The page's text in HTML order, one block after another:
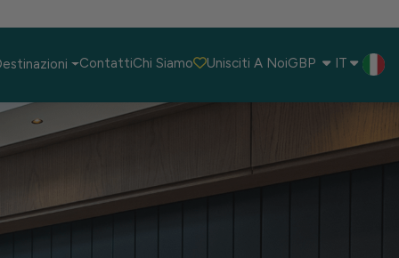
ContattiChi Siamo Unisciti A NoiGBP IT